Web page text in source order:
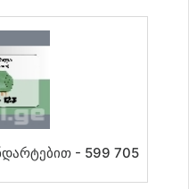
- 599 705